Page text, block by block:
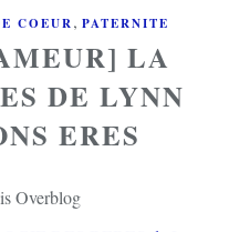
COEUR, PATERNITE
LA
DE LYNN
ERES
Overblog